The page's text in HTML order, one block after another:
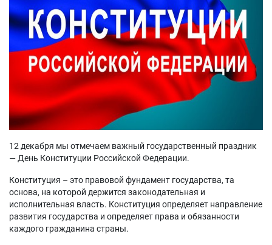
12 декабря мы отмечаем важный государственный праздник
— День Конституции Российской Федерации.
Конституция – это правовой фундамент государства, та
основа, на которой держится законодательная и
исполнительная власть. Конституция определяет направление
развития государства и определяет права и обязанности
каждого гражданина страны.